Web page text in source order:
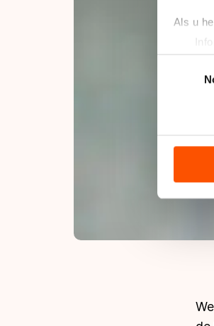
Als u
Uw
Lees
hun